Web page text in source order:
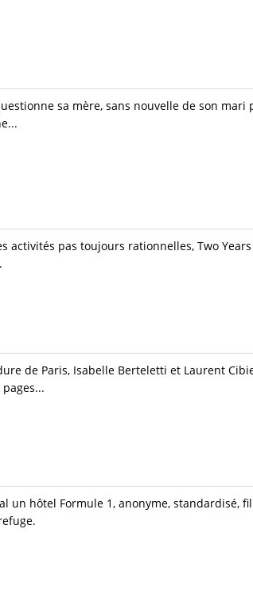
sa mère, sans nouvelle de son
pas toujours rationnelles, Two
de Paris, Isabelle Berteletti et Laurent
un hôtel Formule 1, anonyme, standardisé,